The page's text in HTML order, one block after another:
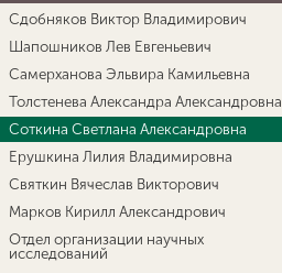
Сдобняков Виктор Владимирович
Шапошников Лев Евгеньевич
Самерханова Эльвира Камильевна
Толстенева Александра Александровна
Соткина Светлана Александровна
Ерушкина Лилия Владимировна
Святкин Вячеслав Викторович
Марков Кирилл Александрович
Отдел организации научных
исследований